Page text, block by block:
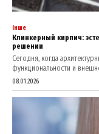
Інше
Клинкерный кирпич:
решении
Сегодня, когда
функциональности и
08.01.2026